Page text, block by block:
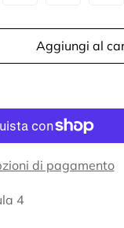
Aggiungi al
di pagamento
4